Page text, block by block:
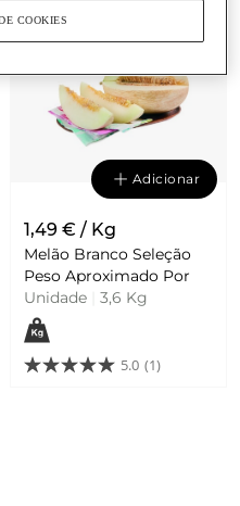
5 DIAS
Adicionar
1,49 € / Kg
Melão Branco Seleção
Peso Aproximado Por
Unidade
3,6 Kg
5.0 (1)
COOKIES